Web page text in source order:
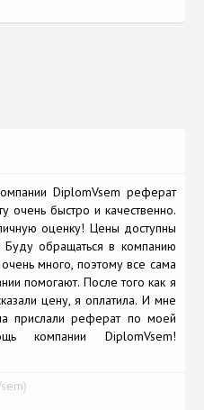
DiplomVsem реферат
очень быстро и качественно.
оценку! Цены доступны
обращаться в компанию
много, поэтому все сама
помогают. После того как я
цену, я оплатила. И мне
прислали реферат по моей
компании DiplomVsem!